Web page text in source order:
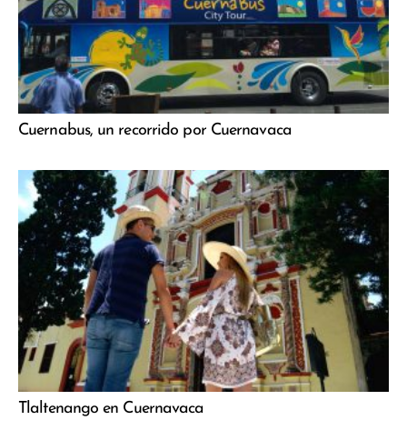
Cuernabus, un recorrido por Cuernavaca
Tlaltenango en Cuernavaca